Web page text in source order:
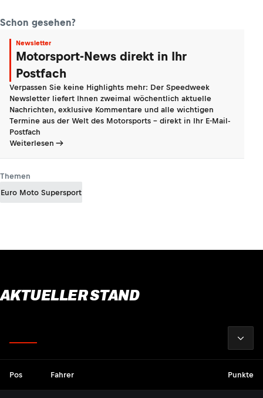
Schon gesehen?
Newsletter
Motorsport-News direkt in Ihr
Postfach
Verpassen Sie keine Highlights mehr: Der Speedweek
Newsletter liefert Ihnen zweimal wöchentlich aktuelle
Nachrichten, exklusive Kommentare und alle wichtigen
Termine aus der Welt des Motorsports - direkt in Ihr E-Mail-
Postfach
Weiterlesen
Themen
Euro Moto Supersport
AKTUELLER STAND
Pos Fahrer Punkte